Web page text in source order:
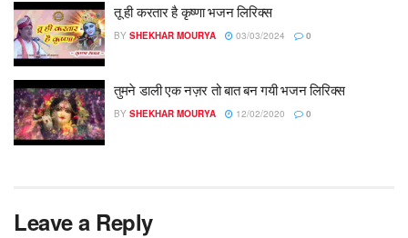
तू ही करतार है कृष्णा भजन लिरिक्स
BY SHEKHAR MOURYA 03/03/2024 0
तुमने डाली एक नज़र तो बात बन गयी भजन लिरिक्स
BY SHEKHAR MOURYA 12/02/2020 0
Leave a Reply